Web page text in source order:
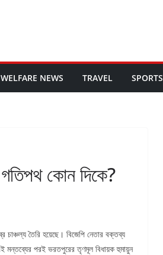
NEWS TRAVEL SPORTS
গতিপথ কোন দিকে?
চাঞ্চল্য তৈরি হয়েছে। বিজেপি নেতার বক্তব্য
মন্তব্যের পরই ভরতপুরের তৃণমূল বিধায়ক হুমায়ুন